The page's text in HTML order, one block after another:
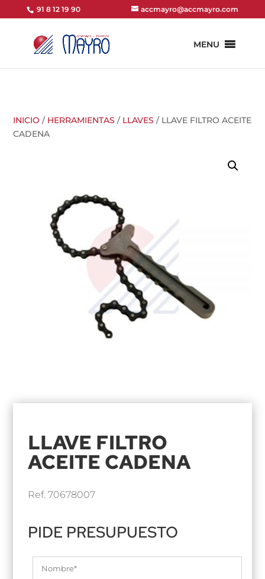
91 8 12 19 90 accmayro@accmayro.com
MENU
INICIO / HERRAMIENTAS / LLAVES / LLAVE FILTRO ACEITE
CADENA
LLAVE FILTRO
ACEITE CADENA
Ref. 70678007
PIDE PRESUPUESTO